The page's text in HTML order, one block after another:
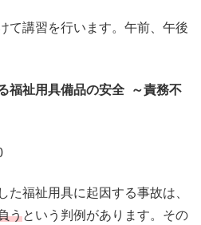
て講習を行います。午前、午後
福祉用具備品の安全 ～責務不
た福祉用具に起因する事故は、
うという判例があります。その